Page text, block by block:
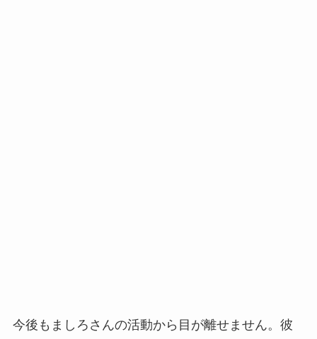
今後もましろさんの活動から目が離せません。彼